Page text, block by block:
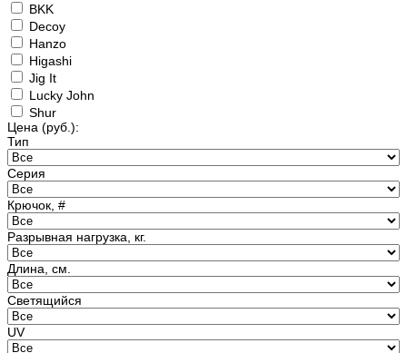
BKK
Decoy
Hanzo
Higashi
Jig It
Lucky John
Shur
Цена (руб.):
Тип
Серия
Крючок, #
Разрывная нагрузка, кг.
Длина, см.
Светящийся
UV